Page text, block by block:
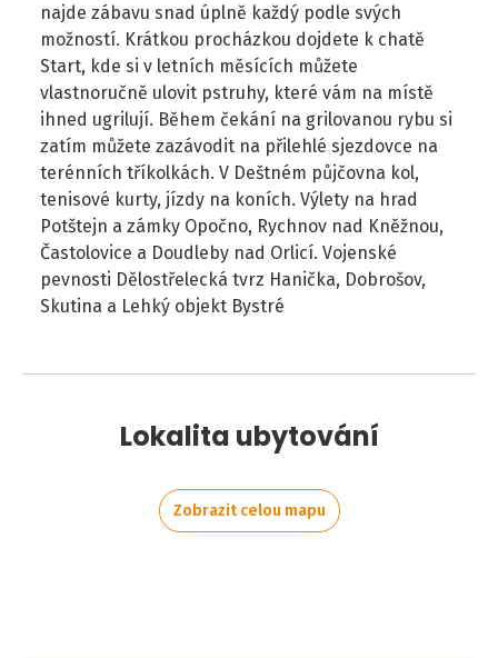
najde zábavu snad úplně každý podle svých
možností. Krátkou procházkou dojdete k chatě
Start, kde si v letních měsících můžete
vlastnoručně ulovit pstruhy, které vám na místě
ihned ugrilují. Během čekání na grilovanou rybu si
zatím můžete zazávodit na přilehlé sjezdovce na
terénních tříkolkách. V Deštném půjčovna kol,
tenisové kurty, jízdy na koních. Výlety na hrad
Potštejn a zámky Opočno, Rychnov nad Kněžnou,
Častolovice a Doudleby nad Orlicí. Vojenské
pevnosti Dělostřelecká tvrz Hanička, Dobrošov,
Skutina a Lehký objekt Bystré
Lokalita ubytování
Zobrazit celou mapu